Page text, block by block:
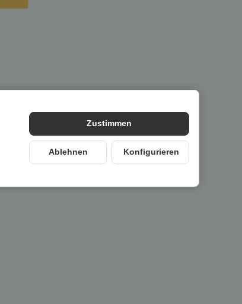
Originalkarton des Herstellers.
Zustimmen
Ablehnen Konfigurieren